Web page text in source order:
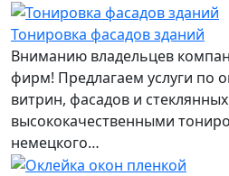
Тонировка фасадов зданий
Вниманию владельцев
фирм! Предлагаем услуги по
витрин, фасадов и
высококачественными
немецкого…